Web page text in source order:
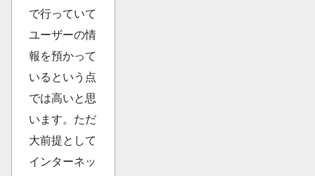
で行っていて
ユーザーの情
報を預かって
いるという点
では高いと思
います。ただ
大前提として
インターネッ